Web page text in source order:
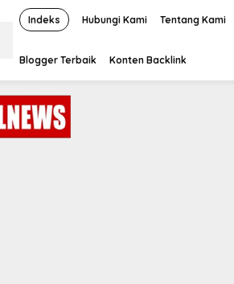
Indeks Hubungi Kami Tentang Kami
Blogger Terbaik Konten Backlink